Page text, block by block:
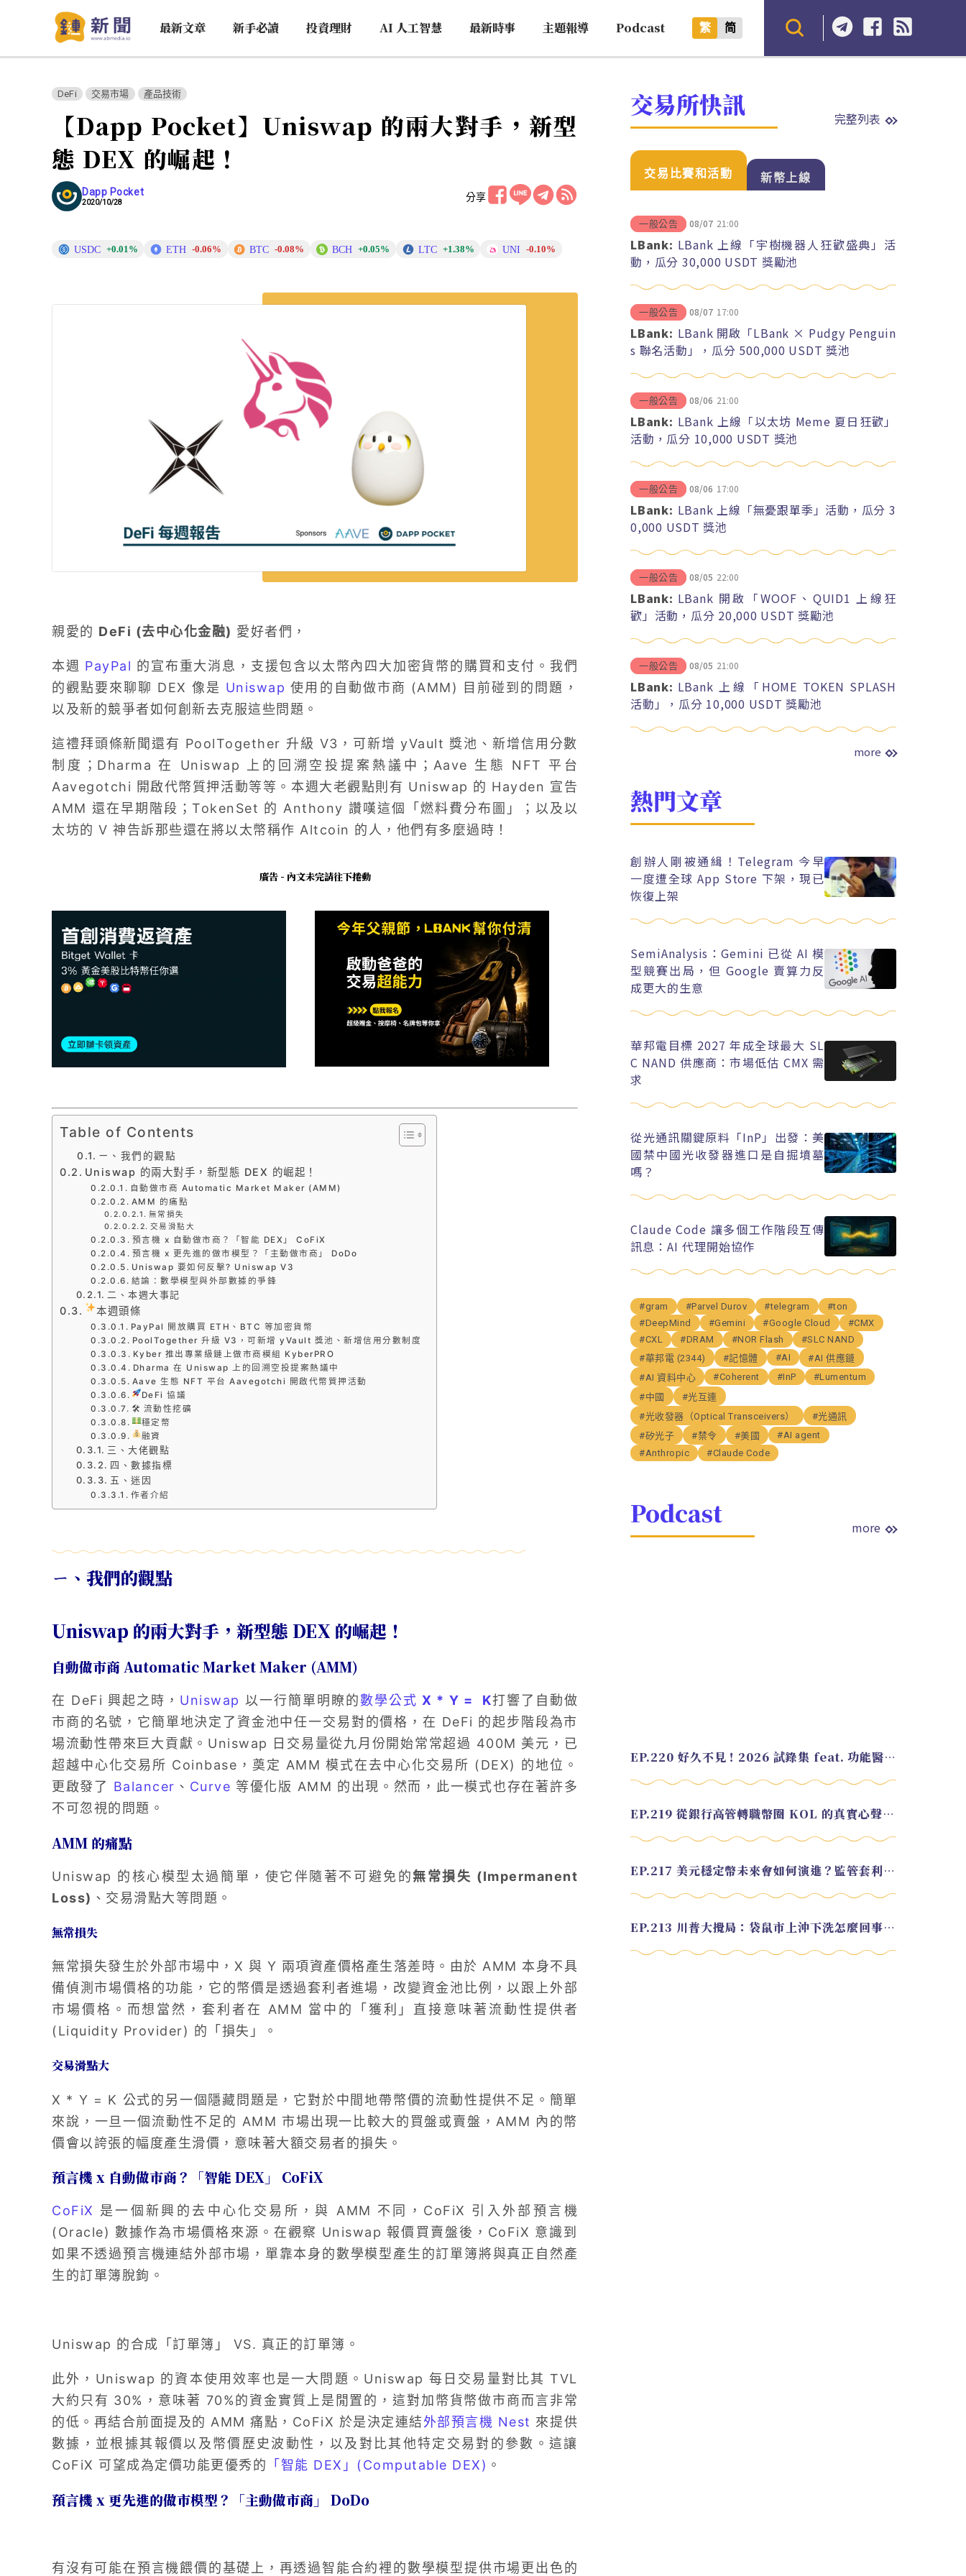
最新文章 新手必讀 投資理財 AI 人工智慧 最新時事 主題報導 Podcast 繁 简
DeFi 交易市場 產品技術
【Dapp Pocket】Uniswap 的兩大對手，新型
態 DEX 的崛起！
Dapp Pocket
2020/10/28 分享
USDC +0.01% ETH -0.06% BTC -0.08% BCH +0.05% LTC +1.38% UNI -0.10%
親愛的 DeFi (去中心化金融) 愛好者們，
本週 PayPal 的宣布重大消息，支援包含以太幣內四大加密貨幣的購買和支付。我們
的觀點要來聊聊 DEX 像是 Uniswap 使用的自動做市商 (AMM) 目前碰到的問題，
以及新的競爭者如何創新去克服這些問題。
這禮拜頭條新聞還有 PoolTogether 升級 V3，可新增 yVault 獎池、新增信用分數
制度；Dharma 在 Uniswap 上的回溯空投提案熱議中；Aave 生態 NFT 平台
Aavegotchi 開啟代幣質押活動等等。本週大老觀點則有 Uniswap 的 Hayden 宣告
AMM 還在早期階段；TokenSet 的 Anthony 讚嘆這個「燃料費分布圖」；以及以
太坊的 V 神告訴那些還在將以太幣稱作 Altcoin 的人，他們有多麼過時！
廣告 - 內文未完請往下捲動
Table of Contents
ㄧ、我們的觀點
Uniswap 的兩大對手，新型態 DEX 的崛起！
自動做市商 Automatic Market Maker (AMM)
AMM 的痛點
無常損失
交易滑點大
預言機 x 自動做市商？「智能 DEX」 CoFiX
預言機 x 更先進的做市模型？「主動做市商」 DoDo
Uniswap 要如何反擊? Uniswap V3
結論：數學模型與外部數據的爭鋒
二、本週大事記
本週頭條
PayPal 開放購買 ETH、BTC 等加密貨幣
PoolTogether 升級 V3，可新增 yVault 獎池、新增信用分數制度
Kyber 推出專業級鏈上做市商模組 KyberPRO
Dharma 在 Uniswap 上的回溯空投提案熱議中
Aave 生態 NFT 平台 Aavegotchi 開啟代幣質押活動
DeFi 協議
🛠 流動性挖礦
穩定幣
融資
三、大佬觀點
四、數據指標
五、迷因
作者介紹
ㄧ、我們的觀點
Uniswap 的兩大對手，新型態 DEX 的崛起！
自動做市商 Automatic Market Maker (AMM)
在 DeFi 興起之時， Uniswap 以一行簡單明瞭的數學公式 X * Y = K打響了自動做
市商的名號，它簡單地決定了資金池中任一交易對的價格，在 DeFi 的起步階段為市
場流動性帶來巨大貢獻。Uniswap 日交易量從九月份開始常常超過 400M 美元，已
超越中心化交易所 Coinbase，奠定 AMM 模式在去中心化交易所 (DEX) 的地位。
更啟發了 Balancer 、 Curve 等優化版 AMM 的出現。然而，此一模式也存在著許多
不可忽視的問題。
AMM 的痛點
Uniswap 的核心模型太過簡單，使它伴隨著不可避免的無常損失 (Impermanent
Loss) 、交易滑點大等問題。
無常損失
無常損失發生於外部市場中，X 與 Y 兩項資產價格產生落差時。由於 AMM 本身不具
備偵測市場價格的功能，它的幣價是透過套利者進場，改變資金池比例，以跟上外部
市場價格。而想當然，套利者在 AMM 當中的「獲利」直接意味著流動性提供者
(Liquidity Provider) 的「損失」。
交易滑點大
X * Y = K 公式的另一個隱藏問題是，它對於中間地帶幣價的流動性提供不足。簡單
來說，一旦一個流動性不足的 AMM 市場出現一比較大的買盤或賣盤，AMM 內的幣
價會以誇張的幅度產生滑價，意味著大額交易者的損失。
預言機 x 自動做市商？「智能 DEX」 CoFiX
CoFiX 是一個新興的去中心化交易所，與 AMM 不同，CoFiX 引入外部預言機
(Oracle) 數據作為市場價格來源。在觀察 Uniswap 報價買賣盤後，CoFiX 意識到
如果不透過預言機連結外部市場，單靠本身的數學模型產生的訂單簿將與真正自然產
生的訂單簿脫鉤。
Uniswap 的合成「訂單簿」 VS. 真正的訂單簿。
此外，Uniswap 的資本使用效率也是一大問題。Uniswap 每日交易量對比其 TVL
大約只有 30%，意味著 70%的資金實質上是閒置的，這對加幣貨幣做市商而言非常
的低。再結合前面提及的 AMM 痛點，CoFiX 於是決定連結外部預言機 Nest 來提供
數據，並根據其報價以及幣價歷史波動性，以及對比其他特定交易對的參數。這讓
CoFiX 可望成為定價功能更優秀的 「智能 DEX」(Computable DEX) 。
預言機 x 更先進的做市模型？「主動做市商」 DoDo
有沒有可能在預言機餵價的基礎上，再透過智能合約裡的數學模型提供市場更出色的
交易所快訊 完整列表
交易比賽和活動 新幣上線
一般公告 08/07 21:00
LBank: LBank 上線「宇樹機器人狂歡盛典」活
動，瓜分 30,000 USDT 獎勵池
一般公告 08/07 17:00
LBank: LBank 開啟「LBank × Pudgy Penguin
s 聯名活動」，瓜分 500,000 USDT 獎池
一般公告 08/06 21:00
LBank: LBank 上線「以太坊 Meme 夏日狂歡」
活動，瓜分 10,000 USDT 獎池
一般公告 08/06 17:00
LBank: LBank 上線「無憂跟單季」活動，瓜分 3
0,000 USDT 獎池
一般公告 08/05 22:00
LBank: LBank 開啟「WOOF、QUID1 上線狂
歡」活動，瓜分 20,000 USDT 獎勵池
一般公告 08/05 21:00
LBank: LBank 上線「HOME TOKEN SPLASH
活動」，瓜分 10,000 USDT 獎勵池
more
熱門文章
創辦人剛被通緝！Telegram 今早
一度遭全球 App Store 下架，現已
恢復上架
SemiAnalysis：Gemini 已從 AI 模
型競賽出局，但 Google 賣算力反
成更大的生意
華邦電目標 2027 年成全球最大 SL
C NAND 供應商：市場低估 CMX 需
求
從光通訊關鍵原料「InP」出發：美
國禁中國光收發器進口是自掘墳墓
嗎？
Claude Code 讓多個工作階段互傳
訊息：AI 代理開始協作
#gram #Parvel Durov #telegram
#ton
#DeepMind
#Gemini #Google Cloud
#CMX
#CXL
#DRAM #NOR Flash
#SLC NAND
#華邦電 (2344)
#記憶體 #AI
#AI 供應鏈
#AI 資料中心
#Coherent #InP
#Lumentum
#中國
#光互連
#光收發器（Optical Transceivers）
#光通訊
#矽光子
#禁令 #美國
#AI agent
#Anthropic
#Claude Code
Podcast more
EP.220 好久不見！2026 試錄集 feat. 功能醫學營養師 美寶
EP.219 從銀行高管轉職幣圈 KOL 的真實心聲 feat.龜大
EP.217 美元穩定幣未來會如何演進？監管套利終將收斂？feat. 研究員 余哲安
EP.213 川普大攪局：袋鼠市上沖下洗怎麼回事？feat. Alvin